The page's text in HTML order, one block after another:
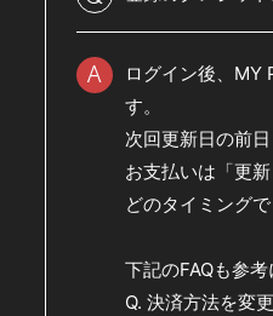
A
ログイン後、MY
す。
次回更新日の前
お支払いは「更
どのタイミングで
下記のFAQも参考
Q. 決済方法を変